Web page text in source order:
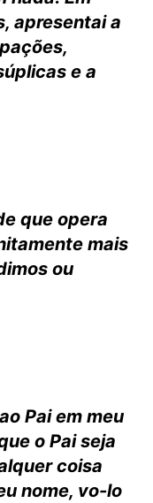
apresentai a
e a
que opera
mais
ou
Pai em meu
o Pai seja
coisa
nome, vo-lo